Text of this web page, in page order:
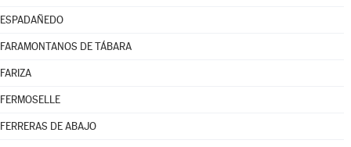
ESPADAÑEDO
FARAMONTANOS DE TÁBARA
FARIZA
FERMOSELLE
FERRERAS DE ABAJO